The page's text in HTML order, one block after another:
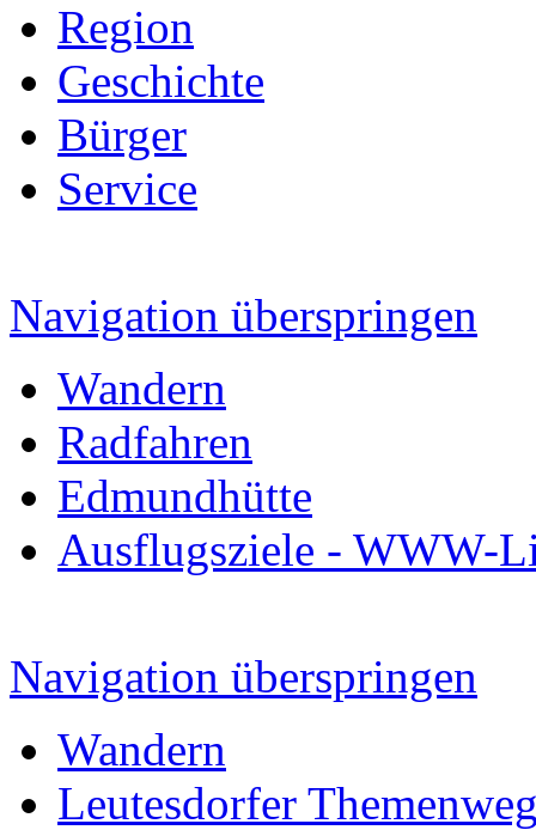
Region
Geschichte
Bürger
Service
Navigation überspringen
Wandern
Radfahren
Edmundhütte
Ausflugsziele - WWW-
Navigation überspringen
Wandern
Leutesdorfer